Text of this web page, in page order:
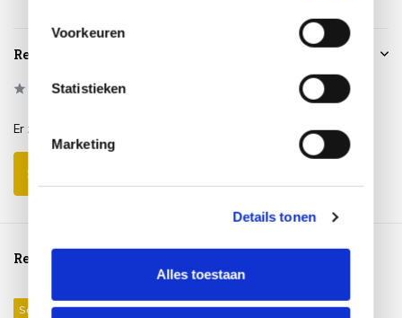
Voorkeuren
Statistieken
Marketing
Details tonen
Alles toestaan
Reviews
0/5 Based on 0 reviews
Er zijn nog geen reviews geschreven over dit product..
Schrijf je eigen review
Reeds bekeken
Sale 28%